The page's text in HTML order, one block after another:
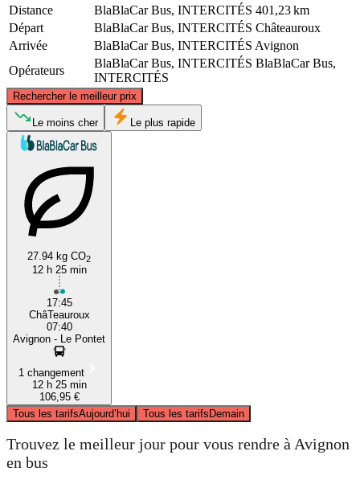
Distance
BlaBlaCar Bus, INTERCITÉS 401,23 km
Départ
BlaBlaCar Bus, INTERCITÉS Châteauroux
Arrivée
BlaBlaCar Bus, INTERCITÉS Avignon
Opérateurs
BlaBlaCar Bus, INTERCITÉS BlaBlaCar Bus,
INTERCITÉS
Rechercher le meilleur prix
Châteauroux
Le moins cher Le plus rapide
27.94 kg CO2
12 h 25 min
17:45
ChâTeauroux
07:40
Avignon - Le Pontet
1 changement
12 h 25 min
106,95 €
Tous les tarifsAujourd’hui Tous les tarifsDemain
Trouvez le meilleur jour pour vous rendre à Avignon
en bus